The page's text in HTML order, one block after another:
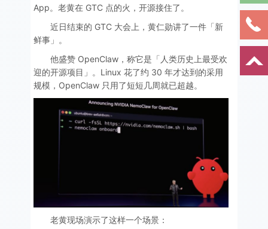
App。老黄在 GTC 点的火，开源接住了。
近日结束的 GTC 大会上，黄仁勋讲了一件「新
鲜事」。
他盛赞 OpenClaw，称它是「人类历史上最受欢
迎的开源项目」。Linux 花了约 30 年才达到的采用
规模，OpenClaw 只用了短短几周就已超越。
老黄现场演示了这样一个场景：